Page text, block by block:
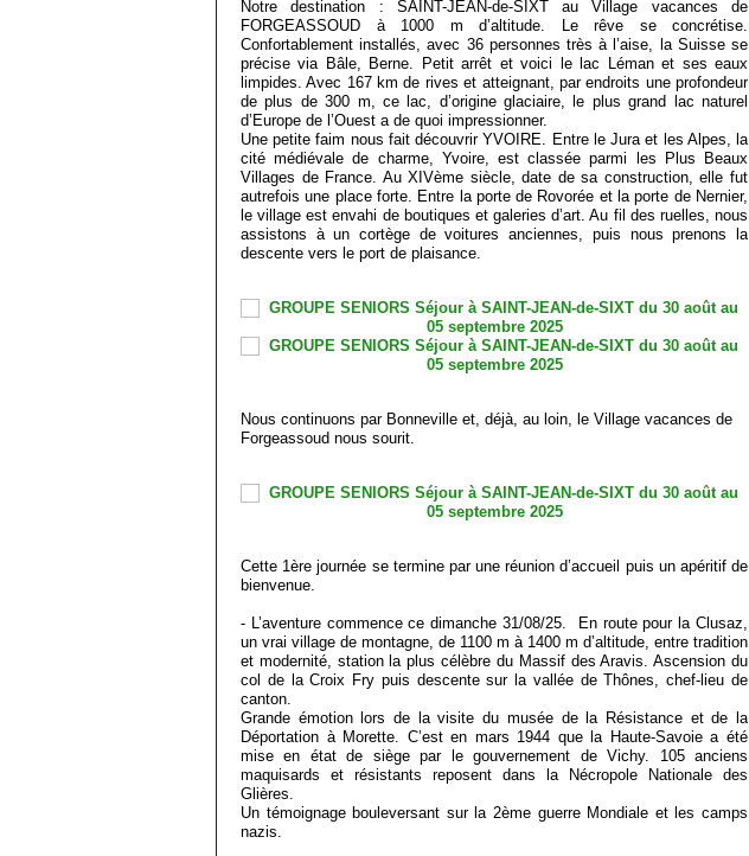
Notre destination : SAINT-JEAN-de-SIXT au Village vacances de
FORGEASSOUD à 1000 m d’altitude. Le rêve se concrétise.
Confortablement installés, avec 36 personnes très à l’aise, la Suisse se
précise via Bâle, Berne. Petit arrêt et voici le lac Léman et ses eaux
limpides. Avec 167 km de rives et atteignant, par endroits une profondeur
de plus de 300 m, ce lac, d’origine glaciaire, le plus grand lac naturel
d’Europe de l’Ouest a de quoi impressionner.
Une petite faim nous fait découvrir YVOIRE. Entre le Jura et les Alpes, la
cité médiévale de charme, Yvoire, est classée parmi les Plus Beaux
Villages de France. Au XIVème siècle, date de sa construction, elle fut
autrefois une place forte. Entre la porte de Rovorée et la porte de Nernier,
le village est envahi de boutiques et galeries d’art. Au fil des ruelles, nous
assistons à un cortège de voitures anciennes, puis nous prenons la
descente vers le port de plaisance.
Nous continuons par Bonneville et, déjà, au loin, le Village vacances de
Forgeassoud nous sourit.
Cette 1ère journée se termine par une réunion d’accueil puis un apéritif de
bienvenue.
- L’aventure commence ce dimanche 31/08/25. En route pour la Clusaz,
un vrai village de montagne, de 1100 m à 1400 m d’altitude, entre tradition
et modernité, station la plus célèbre du Massif des Aravis. Ascension du
col de la Croix Fry puis descente sur la vallée de Thônes, chef-lieu de
canton.
Grande émotion lors de la visite du musée de la Résistance et de la
Déportation à Morette. C’est en mars 1944 que la Haute-Savoie a été
mise en état de siège par le gouvernement de Vichy. 105 anciens
maquisards et résistants reposent dans la Nécropole Nationale des
Glières.
Un témoignage bouleversant sur la 2ème guerre Mondiale et les camps
nazis.